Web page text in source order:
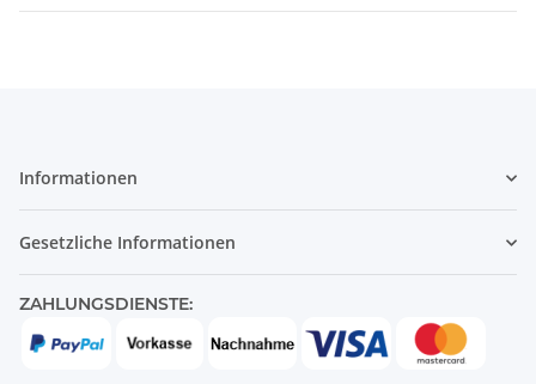
Informationen
Gesetzliche Informationen
ZAHLUNGSDIENSTE: